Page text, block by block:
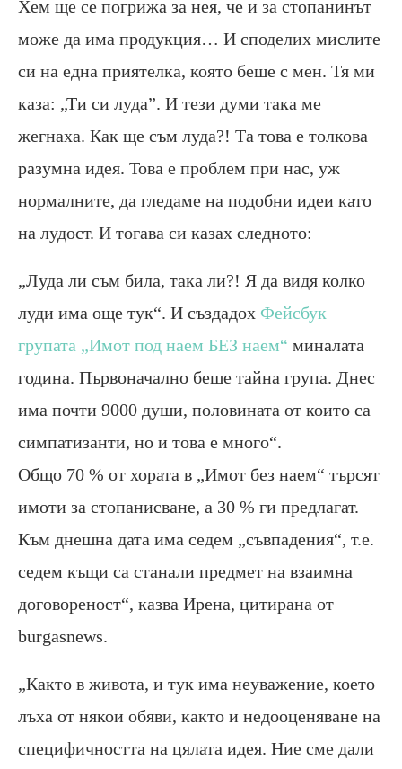
Хем ще се погрижа за нея, че и за стопанинът
може да има продукция… И споделих мислите
си на една приятелка, която беше с мен. Тя ми
каза: „Ти си луда”. И тези думи така ме
жегнаха. Как ще съм луда?! Та това е толкова
разумна идея. Това е проблем при нас, уж
нормалните, да гледаме на подобни идеи като
на лудост. И тогава си казах следното:
„Луда ли съм била, така ли?! Я да видя колко
луди има още тук“. И създадох Фейсбук
групата „Имот под наем БЕЗ наем“ миналата
година. Първоначално беше тайна група. Днес
има почти 9000 души, половината от които са
симпатизанти, но и това е много“.
Общо 70 % от хората в „Имот без наем“ търсят
имоти за стопанисване, а 30 % ги предлагат.
Към днешна дата има седем „съвпадения“, т.е.
седем къщи са станали предмет на взаимна
договореност“, казва Ирена, цитирана от
burgasnews.
„Както в живота, и тук има неуважение, което
лъха от някои обяви, както и недооценяване на
специфичността на цялата идея. Ние сме дали